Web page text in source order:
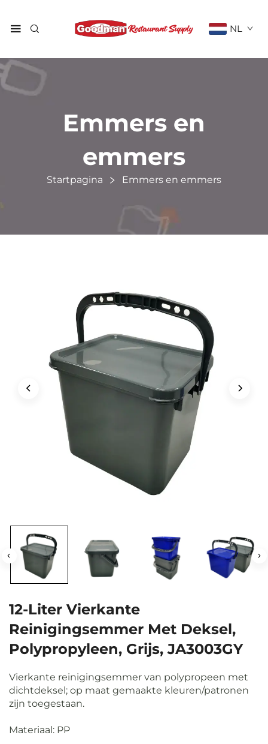
NL
Emmers en
emmers
Startpagina Emmers en emmers
12-Liter Vierkante
Reinigingsemmer Met Deksel,
Polypropyleen, Grijs, JA3003GY
Vierkante reinigingsemmer van polypropeen met
dichtdeksel; op maat gemaakte kleuren/patronen
zijn toegestaan.
Materiaal: PP